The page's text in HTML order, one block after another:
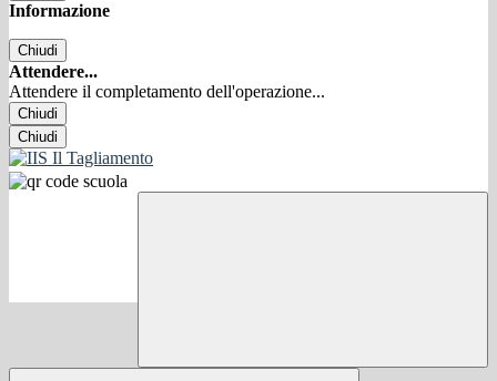
Informazione
Chiudi
Attendere...
Attendere il completamento dell'operazione...
Chiudi
Chiudi